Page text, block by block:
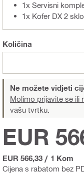
1x Servisni
1x Kofer DX 2
Količina
Ne možete vidjeti
Molimo prijavite se ili
vašu tvrtku.
Cijena s rabatom bez
EUR
EUR 566,33 / 1 Kom